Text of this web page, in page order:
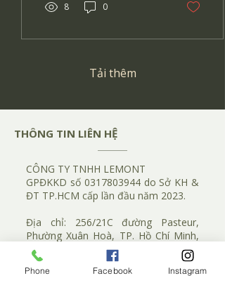
8 0
Tải thêm
​THÔNG TIN LIÊN HỆ
CÔNG TY TNHH LEMONT
​GPĐKKD số 0317803944do Sở KH &
ĐT TP.HCM cấp lần đầu năm 2023.
​Địa chỉ: 256/21C đường Pasteur,
Phường Xuân Hoà, TP. Hồ Chí Minh,
Việt Nam.
Giờ làm việc: 10:00 - 18:00 (T2 - T7)
Hotline:
0924 111 270
Phone Facebook Instagram